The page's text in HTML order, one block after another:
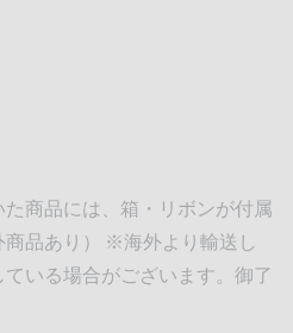
商品には、箱・リボンが付属
品あり） ※海外より輸送し
いる場合がございます。御了